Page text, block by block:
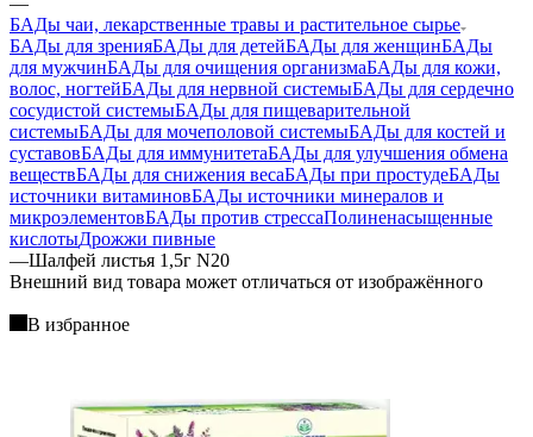
БАДы чаи, лекарственные травы и растительное сырье
БАДы для зренияБАДы для детейБАДы для женщинБАДы
для мужчинБАДы для очищения организмаБАДы для кожи,
волос, ногтейБАДы для нервной системыБАДы для сердечно
сосудистой системыБАДы для пищеварительной
системыБАДы для мочеполовой системыБАДы для костей и
суставовБАДы для иммунитетаБАДы для улучшения обмена
веществБАДы для снижения весаБАДы при простудеБАДы
источники витаминовБАДы источники минералов и
микроэлементовБАДы против стрессаПолиненасыщенные
кислотыДрожжи пивные
—Шалфей листья 1,5г N20
Bнешний вид товара может отличаться от изображённого
В избранное